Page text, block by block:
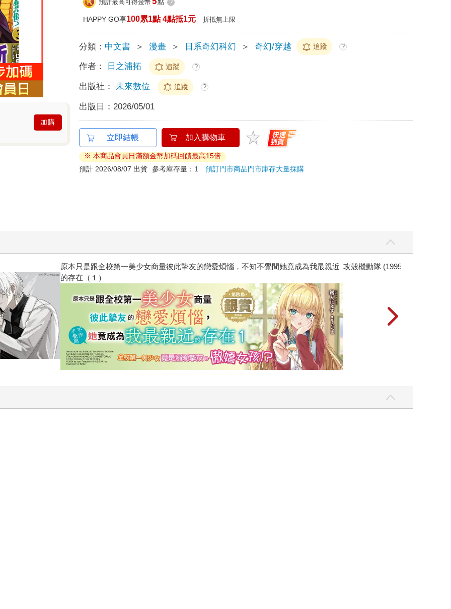
加購
預計最高可得金幣 點 ?
HAPPY GO享100累1點 4點抵1元 折抵無上限
分類： 中文書 ＞ 漫畫 ＞ 日系奇幻科幻 ＞ 奇幻/穿越 追蹤 ?
作者： 日之浦拓 追蹤 ?
出版社： 未來數位 追蹤 ?
出版日： 2026/05/01
立即結帳 加入購物車
※ 本商品會員日滿額金幣加碼回饋最高15倍
預計 2026/08/07 出貨 參考庫存量：1預訂門市商品門市庫存大量採購
不知不覺間她竟成為我最親近 攻殼機動隊 (1995) 4K數位修復版 黃色書刊回來了